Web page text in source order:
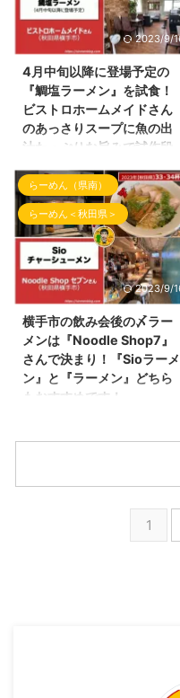
坦々麺専門店の『 麺條 廣龍
（Koryu） 』さんが 2023年4月
20日（木曜日）にオープン致し
ます！ （Instagram：
koryu_yokote こちらで最新の
お店の情報をご覧頂けます。）
オープン情報も含めて下記のお店
のチラシに載っておりますが、
会にお誘い頂きましたのでその
容をご紹介させて頂きます。 麺
條 廣龍さんのチラシ（表） 麺條
廣龍さんの ...
2023/9/
4月中旬以降に登場予定の
『鯛塩ラーメン』を試食！
ビストロホームメイドさん
のあっさりスープに魚の出
汁たっぷりな旨みで試作段
こんばんわ！しんめんのラーメ
ブログのお時間となりました！
今回訪問したお店は、昨年
（2022年）に、秋田県を代表す
るYouTuberさんの 食用アマガエ
ルさんさんよりご紹介頂いたらー
めん屋さんの一つです！
（Instagramは
@amagaeru7893さんです） 食
用アマガエルさんの動画（ビスト
ロホームメイドさん）
https://youtu.be/rCaGGwmJ3T0
手市街より離れており工業団地
らーめん（県南）
らーめん＜秋田県＞
2023/9/
横手市の飲み会後の〆ラー
メンは『Noodle Shop7』
さんで決まり！『Sioラーメ
ン』と『ラーメン』どちら
もおすすめです！
かなか陽気な天気となりません
ね。こんな時には、温かい拉麺
一杯としたいところです！ 本日
は、先週・先々週とお世話にな
ても楽しい店長の村田さんの接
1